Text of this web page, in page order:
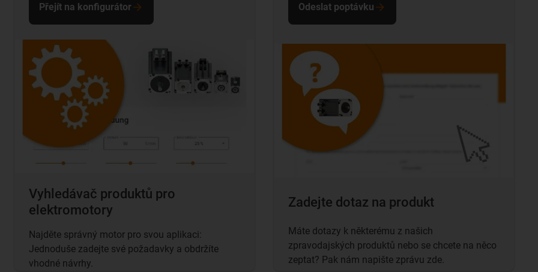
Vyhledávač produktů pro
elektromotory
Najděte správný motor pro svou aplikaci:
Jednoduše zadejte své požadavky a obdržíte
vhodné návrhy.
Přejít na konfigurátor
Zadejte dotaz na produkt
Máte dotazy k některému z našich
zpravodajských produktů nebo se chcete na něco
zeptat? Pak nám napište zprávu zde.
Odeslat poptávku